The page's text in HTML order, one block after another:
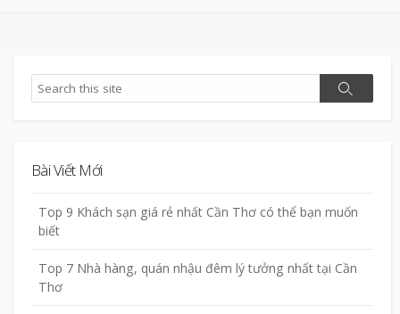
Search
Search
Bài Viết Mới
Top 9 Khách sạn giá rẻ nhất Cần Thơ có thể bạn muốn
biết
Top 7 Nhà hàng, quán nhậu đêm lý tưởng nhất tại Cần
Thơ